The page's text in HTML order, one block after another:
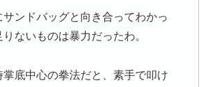
サンドバッグと向き合ってわかっ
ないものは暴力だったわ。
掌底中心の拳法だと、素手で叩け